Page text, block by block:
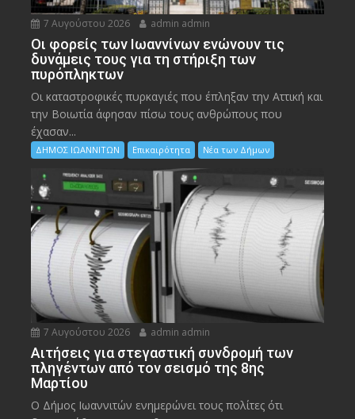
7 Αυγούστου 2026 admin admin
Οι φορείς των Ιωαννίνων ενώνουν τις
δυνάμεις τους για τη στήριξη των
πυρόπληκτων
Οι καταστροφικές πυρκαγιές που έπληξαν την Αττική και
την Bοιωτία άφησαν πίσω τους ανθρώπους που
έχασαν...
ΔΗΜΟΣ ΙΩΑΝΝΙΤΩΝ Επικαιρότητα Νέα των Δήμων
7 Αυγούστου 2026 admin admin
Αιτήσεις για στεγαστική συνδρομή των
πληγέντων από τον σεισμό της 8ης
Μαρτίου
Ο Δήμος Ιωαννιτών ενημερώνει τους πολίτες ότι